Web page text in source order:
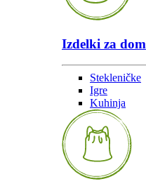
Izdelki za dom
Stekleničke
Igre
Kuhinja